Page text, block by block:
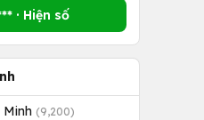
· Hiện số
Minh (9,200)